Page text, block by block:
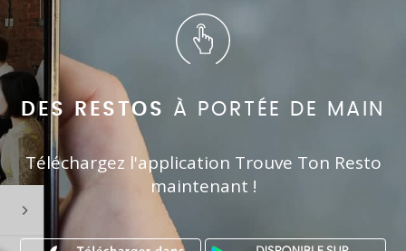
DES RESTOS À PORTÉE DE MAIN
Téléchargez l'application Trouve Ton Resto
maintenant !